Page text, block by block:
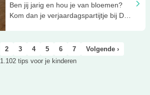
Ben jij jarig en hou je van bloemen?
Kom dan je verjaardagspartijtje bij De
2 3 4 5 6 7
Volgende ›
1.102 tips voor je kinderen